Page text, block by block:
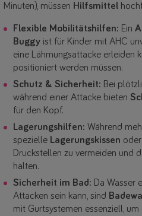
Minuten), müssen Hilfsmittel
Flexible Mobilitätshilfen: Ein
Buggy ist für Kinder mit AHC
eine Lähmungsattacke erleiden
positioniert werden müssen.
Schutz & Sicherheit: Bei
während einer Attacke bieten
für den Kopf.
Lagerungshilfen: Während
spezielle Lagerungskissen
Druckstellen zu vermeiden und
halten.
Sicherheit im Bad: Da Wasser
Attacken sein kann, sind
mit Gurtsystemen essenziell,